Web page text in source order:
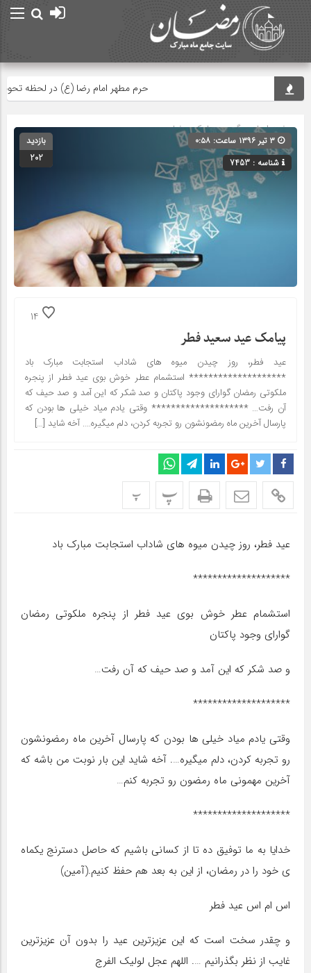
حرم مطهر امام رضا (ع) در لحظه تحویل سال
صفحه اصلی» گروه »پیامک رمضان
شناسه : 7453
بازدید
202
14
پیامک عید سعید فطر
عید فطر، روز چیدن میوه های شاداب استجابت مبارک باد
******************** استشمام عطر خوش بوی عید فطر از پنجره
ملکوتی رمضان گوارای وجود پاکتان و صد شکر که این آمد و صد حیف که
آن رفت… ******************** وقتی یادم میاد خیلی ها بودن که
پارسال آخرین ماه رمضونشون رو تجربه کردن، دلم میگیره…. آخه شاید […]
پ پ
عید فطر، روز چیدن میوه های شاداب استجابت مبارک باد
********************
استشمام عطر خوش بوی عید فطر از پنجره ملکوتی رمضان
گوارای وجود پاکتان
و صد شکر که این آمد و صد حیف که آن رفت…
********************
وقتی یادم میاد خیلی ها بودن که پارسال آخرین ماه رمضونشون
رو تجربه کردن، دلم میگیره…. آخه شاید این بار نوبت من باشه که
آخرین مهمونی ماه رمضون رو تجربه کنم…
********************
خدایا به ما توفیق ده تا از کسانی باشیم که حاصل دسترنج یکماه
ی خود را در رمضان، از این به بعد هم حفظ کنیم.(آمین)
اس ام اس عید فطر
و چقدر سخت است که این عزیزترین عید را بدون آن عزیزترین
غایب از نظر بگذرانیم …. اللهم عجل لولیک الفرج